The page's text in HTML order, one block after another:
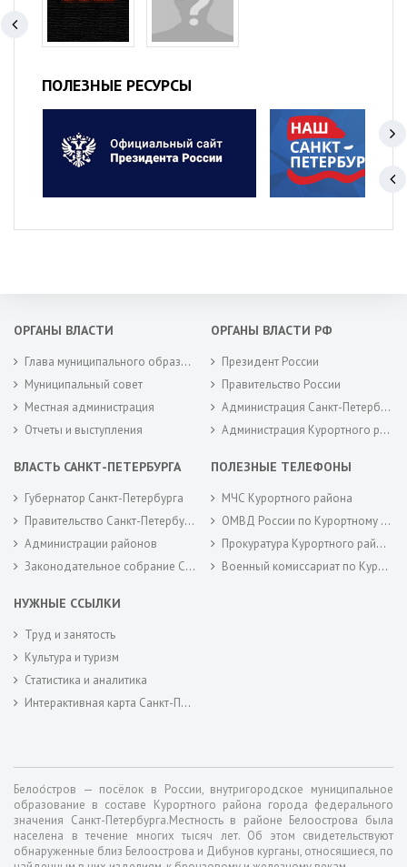
ПОЛЕЗНЫЕ РЕСУРСЫ
ОРГАНЫ ВЛАСТИ
Глава муниципального образования
Муниципальный совет
Местная администрация
Отчеты и выступления
ОРГАНЫ ВЛАСТИ РФ
Президент России
Правительство России
Администрация Санкт-Петербурга
Администрация Курортного района Санкт-Петербурга
ВЛАСТЬ САНКТ-ПЕТЕРБУРГА
Губернатор Санкт-Петербурга
Правительство Санкт-Петербурга
Администрации районов
Законодательное собрание Санкт-Петербурга
ПОЛЕЗНЫЕ ТЕЛЕФОНЫ
МЧС Курортного района
ОМВД России по Курортному району
Прокуратура Курортного района
Военный комиссариат по Курортному районам города Санкт-Петербурга
НУЖНЫЕ ССЫЛКИ
Труд и занятость
Культура и туризм
Статистика и аналитика
Интерактивная карта Санкт-Петербурга
Белоо́стров — посёлок в России, внутригородское муниципальное
образование в составе Курортного района города федерального
значения Санкт-Петербурга.Местность в районе Белоострова была
населена в течение многих тысяч лет. Об этом свидетельствуют
обнаруженные близ Белоострова и Дибунов курганы, относящиеся, по